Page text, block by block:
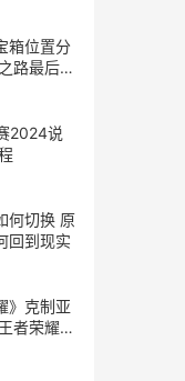
箱位置分
路最后一
2024说
何切换 原
回到现实
》克制亚
者荣耀荣
观看完